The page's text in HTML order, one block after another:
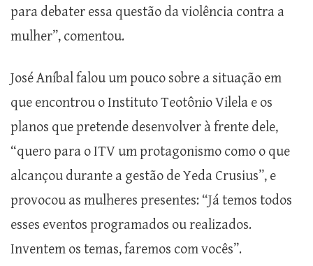
para debater essa questão da violência contra a
mulher”, comentou.
José Aníbal falou um pouco sobre a situação em
que encontrou o Instituto Teotônio Vilela e os
planos que pretende desenvolver à frente dele,
“quero para o ITV um protagonismo como o que
alcançou durante a gestão de Yeda Crusius”, e
provocou as mulheres presentes: “Já temos todos
esses eventos programados ou realizados.
Inventem os temas, faremos com vocês”.